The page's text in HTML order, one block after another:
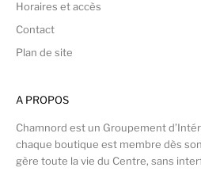
Horaires et accès
Contact
Plan de site
A PROPOS
Chamnord est un Groupement
chaque boutique est membre dès
gère toute la vie du Centre, sans